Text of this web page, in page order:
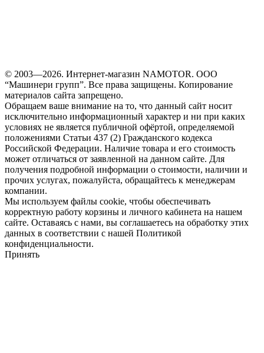
© 2003—2026. Интернет-магазин NAMOTOR. ООО
“Машинери групп”. Все права защищены. Копирование
материалов сайта запрещено.
Обращаем ваше внимание на то, что данный сайт носит
исключительно информационный характер и ни при каких
условиях не является публичной офёртой, определяемой
положениями Статьи 437 (2) Гражданского кодекса
Российской Федерации. Наличие товара и его стоимость
может отличаться от заявленной на данном сайте. Для
получения подробной информации о стоимости, наличии и
прочих услугах, пожалуйста, обращайтесь к менеджерам
компании.
Мы используем файлы cookie, чтобы обеспечивать
корректную работу корзины и личного кабинета на нашем
сайте. Оставаясь с нами, вы соглашаетесь на обработку этих
данных в соответствии с нашей Политикой
конфиденциальности.
Принять